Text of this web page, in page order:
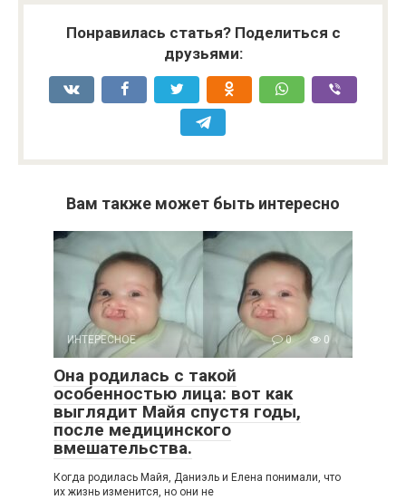
Понравилась статья? Поделиться с
друзьями:
Вам также может быть интересно
ИНТЕРЕСНОЕ 0 0
Она родилась с такой
особенностью лица: вот как
выглядит Майя спустя годы,
после медицинского
вмешательства.
Когда родилась Майя, Даниэль и Елена понимали, что
их жизнь изменится, но они не